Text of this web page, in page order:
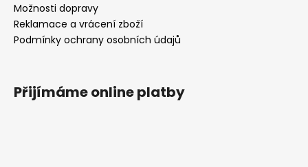
Možnosti dopravy
Reklamace a vrácení zboží
Podmínky ochrany osobních údajů
Přijímáme online platby